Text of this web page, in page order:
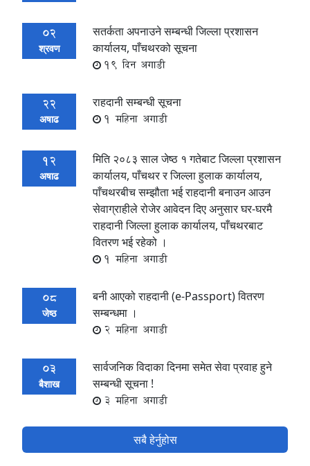
02
श्रवण
सतर्कता अपनाउने सम्बन्धी जिल्ला प्रशासन
कार्यालय, पाँचथरको सूचना
19 दिन अगाडी
22
अषाढ
राहदानी सम्बन्धी सूचना
1 महिना अगाडी
12
अषाढ
मिति २०८३ साल जेष्ठ १ गतेबाट जिल्ला प्रशासन
कार्यालय, पाँचथर र जिल्ला हुलाक कार्यालय,
पाँचथरबीच सम्झौता भई राहदानी बनाउन आउन
सेवाग्राहीले रोजेर आवेदन दिए अनुसार घर-घरमै
राहदानी जिल्ला हुलाक कार्यालय, पाँचथरबाट
वितरण भई रहेको ।
1 महिना अगाडी
08
जेष्ठ
बनी आएको राहदानी (e-Passport) वितरण
सम्बन्धमा ।
2 महिना अगाडी
03
बैशाख
सार्वजनिक विदाका दिनमा समेत सेवा प्रवाह हुने
सम्बन्धी सूचना !
3 महिना अगाडी
सबै हेर्नुहोस